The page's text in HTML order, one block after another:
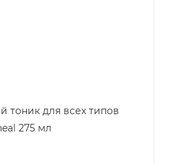
тоник для всех типов
275 мл